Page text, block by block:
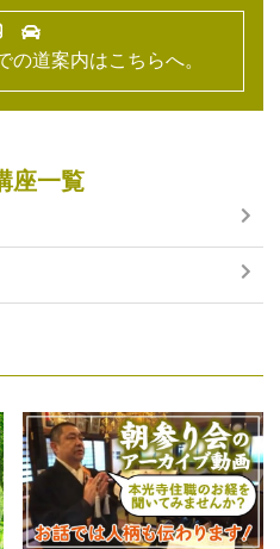
の道案内はこちらへ。
座一覧